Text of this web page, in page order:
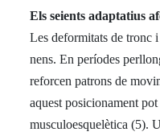
Els seients adaptatius
Les deformitats de tronc
nens. En períodes
reforcen patrons de
aquest posicionament
musculoesquelètica (5).